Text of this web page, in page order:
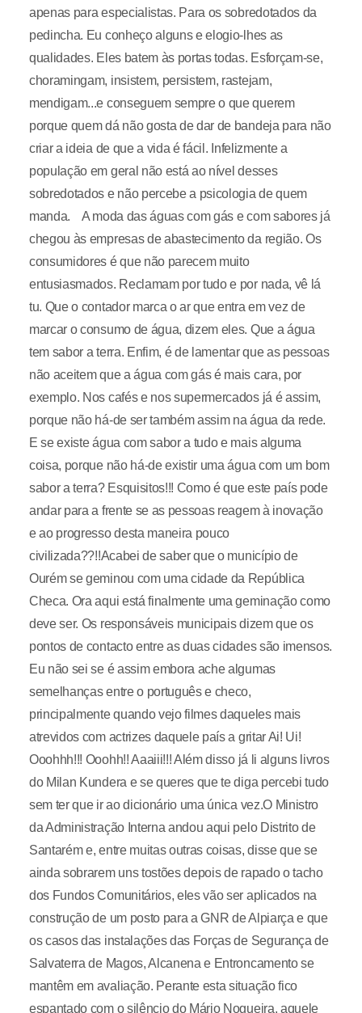
apenas para especialistas. Para os sobredotados da
pedincha. Eu conheço alguns e elogio-lhes as
qualidades. Eles batem às portas todas. Esforçam-se,
choramingam, insistem, persistem, rastejam,
mendigam...e conseguem sempre o que querem
porque quem dá não gosta de dar de bandeja para não
criar a ideia de que a vida é fácil. Infelizmente a
população em geral não está ao nível desses
sobredotados e não percebe a psicologia de quem
manda. A moda das águas com gás e com sabores já
chegou às empresas de abastecimento da região. Os
consumidores é que não parecem muito
entusiasmados. Reclamam por tudo e por nada, vê lá
tu. Que o contador marca o ar que entra em vez de
marcar o consumo de água, dizem eles. Que a água
tem sabor a terra. Enfim, é de lamentar que as pessoas
não aceitem que a água com gás é mais cara, por
exemplo. Nos cafés e nos supermercados já é assim,
porque não há-de ser também assim na água da rede.
E se existe água com sabor a tudo e mais alguma
coisa, porque não há-de existir uma água com um bom
sabor a terra? Esquisitos!!! Como é que este país pode
andar para a frente se as pessoas reagem à inovação
e ao progresso desta maneira pouco
civilizada??!!Acabei de saber que o município de
Ourém se geminou com uma cidade da República
Checa. Ora aqui está finalmente uma geminação como
deve ser. Os responsáveis municipais dizem que os
pontos de contacto entre as duas cidades são imensos.
Eu não sei se é assim embora ache algumas
semelhanças entre o português e checo,
principalmente quando vejo filmes daqueles mais
atrevidos com actrizes daquele país a gritar Ai! Ui!
Ooohhh!!! Ooohh!! Aaaiii!!! Além disso já li alguns livros
do Milan Kundera e se queres que te diga percebi tudo
sem ter que ir ao dicionário uma única vez.O Ministro
da Administração Interna andou aqui pelo Distrito de
Santarém e, entre muitas outras coisas, disse que se
ainda sobrarem uns tostões depois de rapado o tacho
dos Fundos Comunitários, eles vão ser aplicados na
construção de um posto para a GNR de Alpiarça e que
os casos das instalações das Forças de Segurança de
Salvaterra de Magos, Alcanena e Entroncamento se
mantêm em avaliação. Perante esta situação fico
espantado com o silêncio do Mário Nogueira, aquele